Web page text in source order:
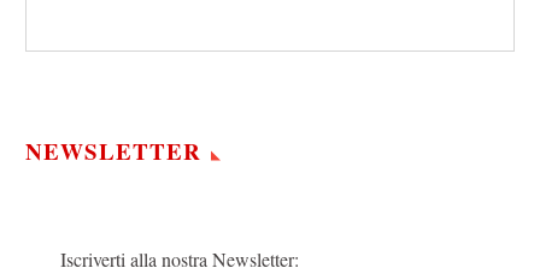
NEWSLETTER
Iscriverti alla nostra Newsletter: